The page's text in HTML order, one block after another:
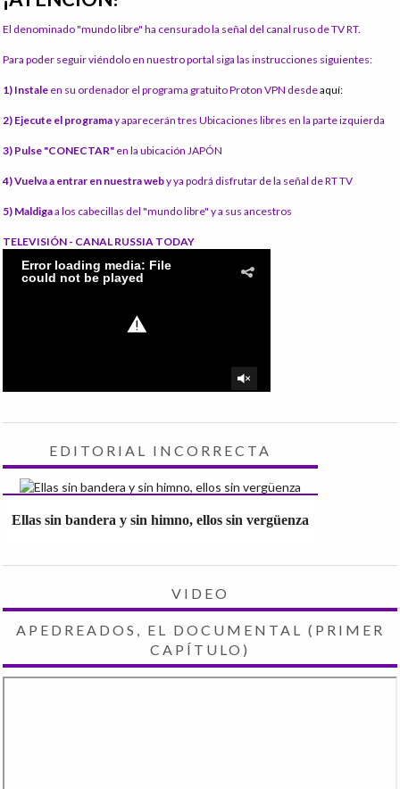
El denominado "mundo libre" ha censurado la señal del canal ruso de TV RT.
Para poder seguir viéndolo en nuestro portal siga las instrucciones siguientes:
1) Instale en su ordenador el programa gratuito Proton VPN desdeaquí:
2) Ejecute el programay aparecerán tres Ubicaciones libres en la parte izquierda
3) Pulse "CONECTAR" en la ubicación JAPÓN
4) Vuelva a entrar en nuestra weby ya podrá disfrutar de la señal de RT TV
5) Maldigaa los cabecillas del "mundo libre" y a sus ancestros
TELEVISIÓN - CANAL RUSSIA TODAY
EDITORIAL INCORRECTA
Ellas sin bandera y sin himno, ellos sin vergüenza
VIDEO
APEDREADOS, EL DOCUMENTAL (PRIMER
CAPÍTULO)